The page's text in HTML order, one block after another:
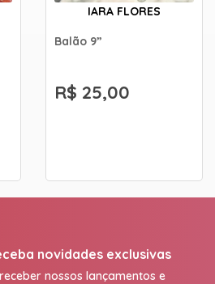
IARA FLORES
Balão 9”
R$ 25,00
novidades exclusivas
nossos lançamentos e